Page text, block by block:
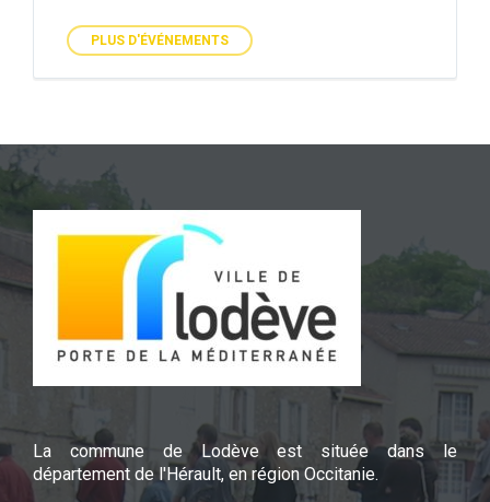
PLUS D'ÉVÉNEMENTS
La commune de Lodève est située dans le
département de l'Hérault, en région Occitanie.